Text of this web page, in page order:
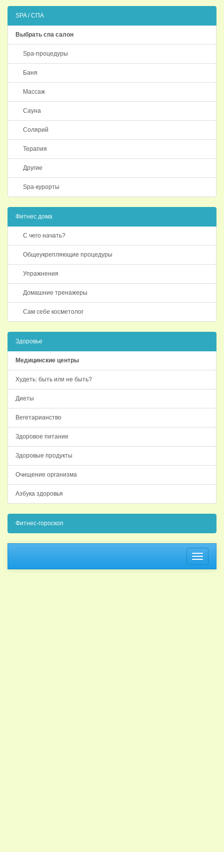
SPA / СПА
Выбрать спа салон
Spa-процедуры
Баня
Массаж
Сауна
Солярий
Терапия
Другие
Spa-курорты
Фитнес дома
С чего начать?
Общеукрепляющие процедуры
Упражнения
Домашние тренажеры
Сам себе косметолог
Здоровье
Медицинские центры
Худеть: быть или не быть?
Диеты
Вегетарианство
Здоровое питание
Здоровые продукты
Очищение организма
Азбука здоровья
Фитнес-гороскоп